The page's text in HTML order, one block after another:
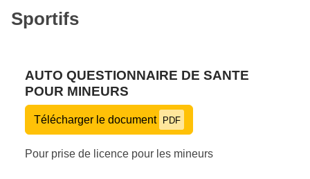
Sportifs
AUTO QUESTIONNAIRE DE SANTE
POUR MINEURS
Télécharger le document PDF
Pour prise de licence pour les mineurs